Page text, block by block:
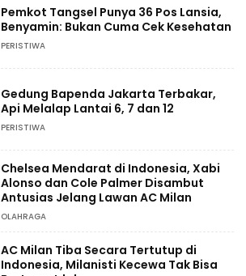
Pemkot Tangsel Punya 36 Pos Lansia,
Benyamin: Bukan Cuma Cek Kesehatan
PERISTIWA
Gedung Bapenda Jakarta Terbakar,
Api Melalap Lantai 6, 7 dan 12
PERISTIWA
Chelsea Mendarat di Indonesia, Xabi
Alonso dan Cole Palmer Disambut
Antusias Jelang Lawan AC Milan
OLAHRAGA
AC Milan Tiba Secara Tertutup di
Indonesia, Milanisti Kecewa Tak Bisa